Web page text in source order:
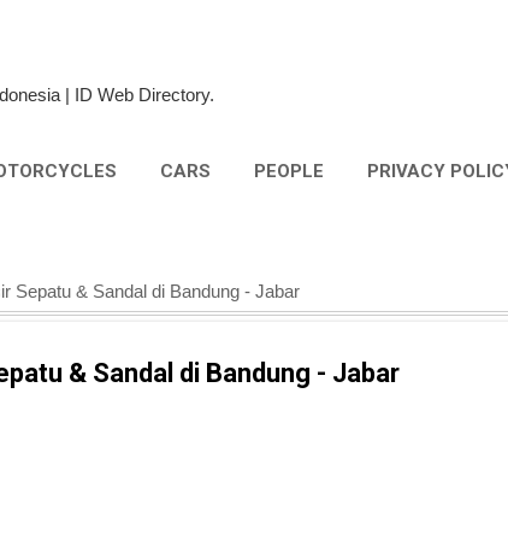
| ID Web Directory.
CARS PEOPLE PRIVACY
Sepatu & Sandal di Bandung - Jabar
& Sandal di Bandung - Jabar